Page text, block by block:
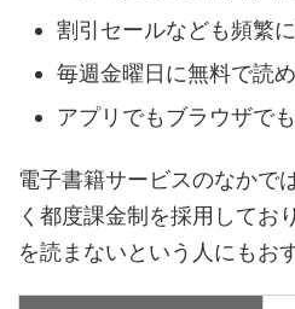
割引セールなども頻繁
毎週金曜日に無料で読
アプリでもブラウザで
電子書籍サービスのなかで
く都度課金制を採用してお
を読まないという人にもお